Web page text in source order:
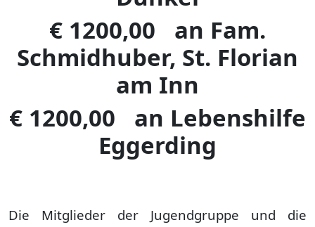
€ 1200,00 an Fam.
Schmidhuber, St. Florian
am Inn
€ 1200,00 an Lebenshilfe
Eggerding
Die Mitglieder der Jugendgruppe und die